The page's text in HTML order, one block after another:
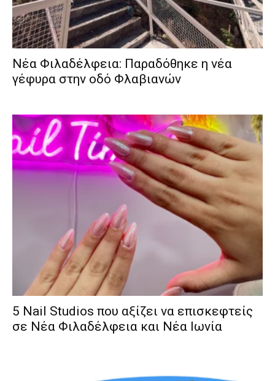
Νέα Φιλαδέλφεια: Παραδόθηκε η νέα
γέφυρα στην οδό Φλαβιανών
5 Nail Studios που αξίζει να επισκεφτείς
σε Νέα Φιλαδέλφεια και Νέα Ιωνία